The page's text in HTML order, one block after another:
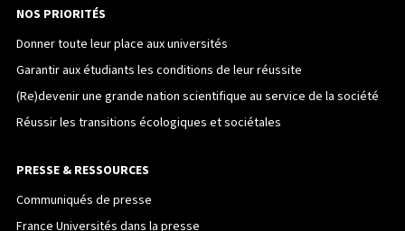
NOS PRIORITÉS
Donner toute leur place aux universités
Garantir aux étudiants les conditions de leur réussite
(Re)devenir une grande nation scientifique au service de la société
Réussir les transitions écologiques et sociétales
PRESSE & RESSOURCES
Communiqués de presse
France Universités dans la presse